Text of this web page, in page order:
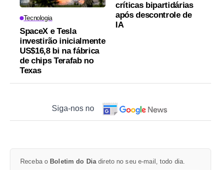
Tecnologia
SpaceX e Tesla
investirão inicialmente
US$16,8 bi na fábrica
de chips Terafab no
Texas
críticas bipartidárias
após descontrole de
IA
Siga-nos no
Receba o Boletim do Diadireto no seu e-mail, todo dia.